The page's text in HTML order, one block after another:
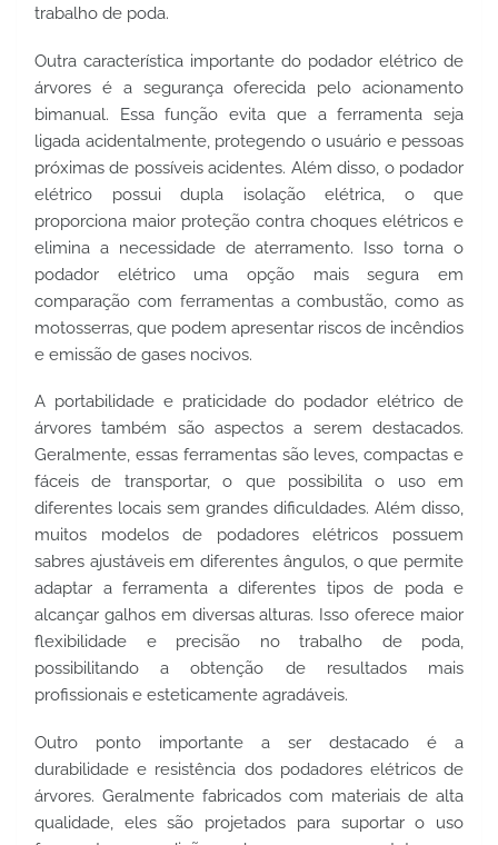
trabalho de poda.
Outra característica importante do podador elétrico de
árvores é a segurança oferecida pelo acionamento
bimanual. Essa função evita que a ferramenta seja
ligada acidentalmente, protegendo o usuário e pessoas
próximas de possíveis acidentes. Além disso, o podador
elétrico possui dupla isolação elétrica, o que
proporciona maior proteção contra choques elétricos e
elimina a necessidade de aterramento. Isso torna o
podador elétrico uma opção mais segura em
comparação com ferramentas a combustão, como as
motosserras, que podem apresentar riscos de incêndios
e emissão de gases nocivos.
A portabilidade e praticidade do podador elétrico de
árvores também são aspectos a serem destacados.
Geralmente, essas ferramentas são leves, compactas e
fáceis de transportar, o que possibilita o uso em
diferentes locais sem grandes dificuldades. Além disso,
muitos modelos de podadores elétricos possuem
sabres ajustáveis em diferentes ângulos, o que permite
adaptar a ferramenta a diferentes tipos de poda e
alcançar galhos em diversas alturas. Isso oferece maior
flexibilidade e precisão no trabalho de poda,
possibilitando a obtenção de resultados mais
profissionais e esteticamente agradáveis.
Outro ponto importante a ser destacado é a
durabilidade e resistência dos podadores elétricos de
árvores. Geralmente fabricados com materiais de alta
qualidade, eles são projetados para suportar o uso